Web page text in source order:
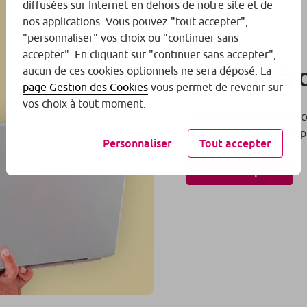
Banque à
Consultez et gérez
application mobile,
diffusées sur Internet en dehors de notre site et de
nos applications. Vous pouvez "tout accepter",
"personnaliser" vos choix ou "continuer sans
accepter". En cliquant sur "continuer sans accepter",
aucun de ces cookies optionnels ne sera déposé. La
page Gestion des Cookies vous permet de revenir sur
vos choix à tout moment.
Personnaliser Tout accepter